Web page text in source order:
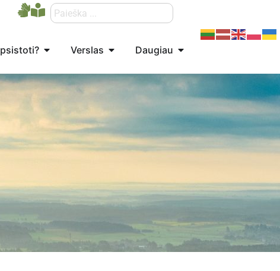
Verslas Daugiau